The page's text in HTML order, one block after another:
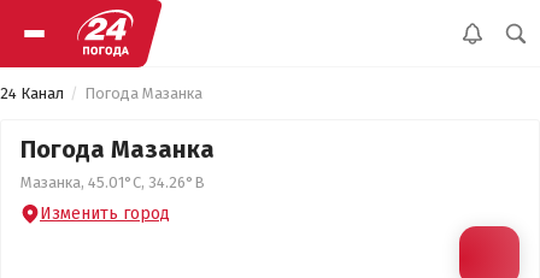
24 Канал Погода Мазанка
Погода Мазанка
Мазанка, 45.01°С, 34.26°В
Изменить город